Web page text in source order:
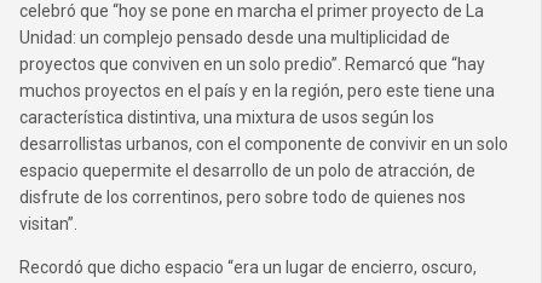
celebró que “hoy se pone en marcha el primer proyecto de La
Unidad: un complejo pensado desde una multiplicidad de
proyectos que conviven en un solo predio”. Remarcó que “hay
muchos proyectos en el país y en la región, pero este tiene una
característica distintiva, una mixtura de usos según los
desarrollistas urbanos, con el componente de convivir en un solo
espacio quepermite el desarrollo de un polo de atracción, de
disfrute de los correntinos, pero sobre todo de quienes nos
visitan”.
Recordó que dicho espacio “era un lugar de encierro, oscuro,